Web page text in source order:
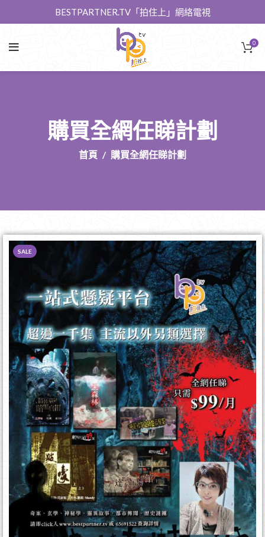
BESTPARTNER.TV「拍住上」網絡電視
0
購買全網任睇計劃
首頁 購買全網任睇計劃
SALE